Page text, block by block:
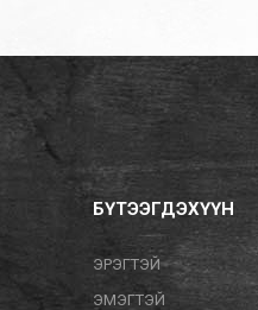
БҮТЭЭГДЭХҮҮН
ЭРЭГТЭЙ
ЭМЭГТЭЙ